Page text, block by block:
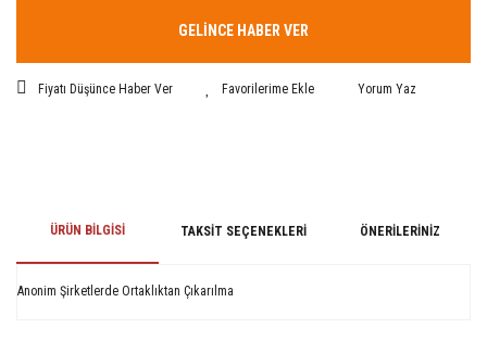
GELİNCE HABER VER
Fiyatı Düşünce Haber Ver Yorum Yaz
ÜRÜN BILGISI TAKSIT SEÇENEKLERI ÖNERILERINIZ
Anonim Şirketlerde Ortaklıktan Çıkarılma